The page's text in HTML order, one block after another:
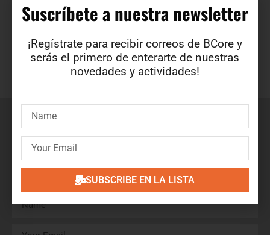
Suscríbete a nuestra newsletter
¡Regístrate para recibir correos de BCore y obtén en
primicia detalles de nuevos productos, ofertas, contenido
exclusivo, eventos y mucho más!
Suscríbete a nuestra newsletter​
¡Regístrate para recibir correos de BCore y
serás el primero de enterarte de nuestras
novedades y actividades!
SUBSCRIBE EN LA LISTA